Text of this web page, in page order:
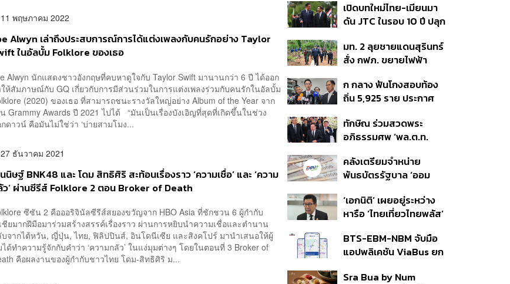
11 พฤษภาคม 2022
Alwyn เล่าถึงประสบการณ์การได้แต่งเพลงกับคนรักอย่าง Taylor
ในอัลบั้ม Folklore ของเธอ
Alwyn นักแสดงชาวอังกฤษที่คบหาดูใจกับ Taylor Swift มานานกว่า 6 ปี ได้ออก
ห้สัมภาษณ์กับ GQ เกี่ยวกับการมีส่วนร่วมในการแต่งเพลงร่วมกับคนรักในอัลบั้ม
(2020) ของเธอ ที่สามารถชนะรางวัลใหญ่อย่าง Album of the Year จาก
Grammy Awards ปี 2021 ไปได้ “มันเป็นเรื่องบังเอิญที่สุดที่เกิดขึ้นในช่วง
ดาวน์ คือมันไม่ใช่ว่า ‘บ่ายสามโมง...
27 ธันวาคม 2021
นิษฐ์ BNK48 และ โดม สิทธิศิริ สะท้อนเรื่องราว ‘ความเชื่อ’ และ ‘ความ
ว’ ผ่านซีรีส์ Folklore 2 ตอน Broker of Death
ซีซัน 2 คือออริจินัลซีรีส์สยองขวัญจาก HBO Asia ที่ชักชวน 6 ผู้กำกับ
ชียมากฝีมือมาร่วมสร้างสรรค์เรื่องราว ผ่านการหยิบนำความเชื่อและตำนาน
จากไต้หวัน, ญี่ปุ่น, ไทย, ฟิลิปปินส์, อินโดนีเซีย และสิงคโปร์ มานำเสนอให้ผู้
ด้ทำความรู้จักกับคำว่า ‘ความกลัว’ ในแง่มุมต่างๆ โดยในตอนที่ 3 Broker of
คือผลงานของผู้กำกับชาวไทย โดม-สิทธิศิริ ม...
ต่อดอลลาร์
อนุทิน จ่อสอบต่อเอี่ยว
ตัดตอน ม.บูรพา หรือไม่
เปิดบทใหม่ไทย-เมียนมา
ดัน JTC ในรอบ 10 ปี ปลุก
ชายแดน ท่าเรือน้ำลึก
ทวาย
มท. 2 ลุยชายแดนสุรินทร์
สั่ง กฟภ. ขยายไฟฟ้า
350’ เสริมความมั่นคง
ชายแดน
ก กลาง ฟันโกงสอบท้อง
ถิ่น 5,925 ราย ประกาศ
ราย รอ ป.ป.ช. ขีดเส้นแล้ว
เสร็จ 31 ส.ค.
ทักษิณ ร่วมสวดพระ
อภิธรรมศพ ‘พล.ต.ท.
สิน’ สิริอายุ 103 ปี แกนนำ
เพื่อไทย-บุคคลหลาก
คลังเตรียมจำหน่าย
พันธบัตรรัฐบาล ‘ออม
ก.ย.นี้ อาจเพิ่มสัดส่วนการ
ขายแบบ Small Lot First
‘เอกนิติ’ เผยอยู่ระหว่าง
หารือ ‘ไทยเที่ยวไทยพลัส’
แสนล้าน มั่นใจงบต่อ ‘ไทย
ช่วยไทย พลัส’ เฟส 2 มี
BTS-EBM-NBM จับมือ
แอปพลิเคชัน ViaBus ยก
รถไฟฟ้า 3 สายแบบเรียล
Sra Bua by Num